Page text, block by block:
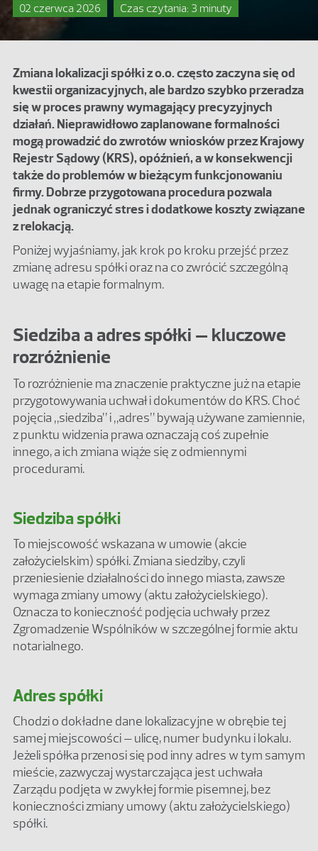
02 czerwca 2026 Czas czytania: 3 minuty
Zmiana lokalizacji spółki z o.o. często zaczyna się od
kwestii organizacyjnych, ale bardzo szybko przeradza
się w proces prawny wymagający precyzyjnych
działań. Nieprawidłowo zaplanowane formalności
mogą prowadzić do zwrotów wniosków przez Krajowy
Rejestr Sądowy (KRS), opóźnień, a w konsekwencji
także do problemów w bieżącym funkcjonowaniu
firmy. Dobrze przygotowana procedura pozwala
jednak ograniczyć stres i dodatkowe koszty związane
z relokacją.
Poniżej wyjaśniamy, jak krok po kroku przejść przez
zmianę adresu spółki oraz na co zwrócić szczególną
uwagę na etapie formalnym.
Siedziba a adres spółki – kluczowe
rozróżnienie
To rozróżnienie ma znaczenie praktyczne już na etapie
przygotowywania uchwał i dokumentów do KRS. Choć
pojęcia „siedziba” i „adres” bywają używane zamiennie,
z punktu widzenia prawa oznaczają coś zupełnie
innego, a ich zmiana wiąże się z odmiennymi
procedurami.
Siedziba spółki
To miejscowość wskazana w umowie (akcie
założycielskim) spółki. Zmiana siedziby, czyli
przeniesienie działalności do innego miasta, zawsze
wymaga zmiany umowy (aktu założycielskiego).
Oznacza to konieczność podjęcia uchwały przez
Zgromadzenie Wspólników w szczególnej formie aktu
notarialnego.
Adres spółki
Chodzi o dokładne dane lokalizacyjne w obrębie tej
samej miejscowości – ulicę, numer budynku i lokalu.
Jeżeli spółka przenosi się pod inny adres w tym samym
mieście, zazwyczaj wystarczająca jest uchwała
Zarządu podjęta w zwykłej formie pisemnej, bez
konieczności zmiany umowy (aktu założycielskiego)
spółki.